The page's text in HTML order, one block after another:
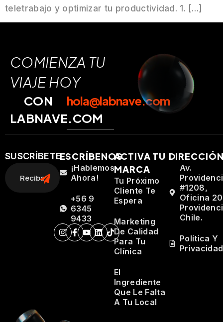
teletrabajo y optimizar tu productividad. 1. […]
COMIENZA TU
VIAJE HOY
CON
LABNAVE.COM
hola@labnave.com
SUSCRÍBETEESCRÍBENOS
¡Hablemos
Ahora!
+56 9
6345
9433
ACTIVA TU
MARCA
Tu Próximo
Cliente Te
Espera
Marketing
De Calidad
Para Tu
Clínica
El
Ingrediente
Que Le Falta
A Tu Local
Av.
#1208,
Oficina
Chile.
Política Y
Privacidad